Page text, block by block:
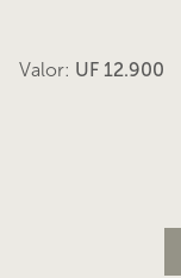
Valor: UF 12.900